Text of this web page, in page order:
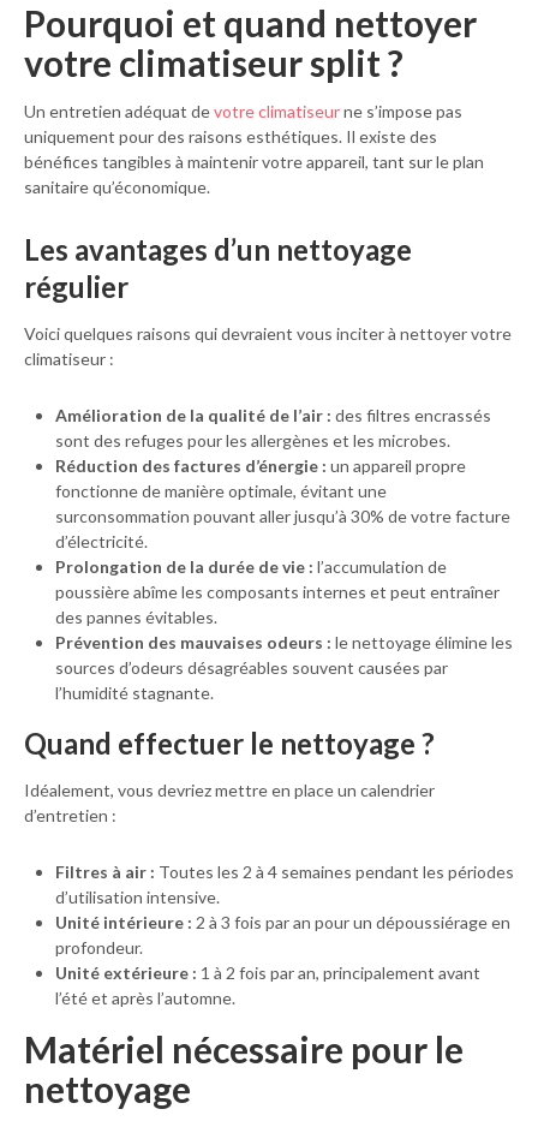
Pourquoi et quand nettoyer
votre climatiseur split ?
Un entretien adéquat devotre climatiseurne s’impose pas
uniquement pour des raisons esthétiques. Il existe des
bénéfices tangibles à maintenir votre appareil, tant sur le plan
sanitaire qu’économique.
Les avantages d’un nettoyage
régulier
Voici quelques raisons qui devraient vous inciter à nettoyer votre
climatiseur :
Amélioration de la qualité de l’air : des filtres encrassés
sont des refuges pour les allergènes et les microbes.
Réduction des factures d’énergie : un appareil propre
fonctionne de manière optimale, évitant une
surconsommation pouvant aller jusqu’à 30% de votre facture
d’électricité.
Prolongation de la durée de vie : l’accumulation de
poussière abîme les composants internes et peut entraîner
des pannes évitables.
Prévention des mauvaises odeurs : le nettoyage élimine les
sources d’odeurs désagréables souvent causées par
l’humidité stagnante.
Quand effectuer le nettoyage ?
Idéalement, vous devriez mettre en place un calendrier
d’entretien :
Filtres à air : Toutes les 2 à 4 semaines pendant les périodes
d’utilisation intensive.
Unité intérieure : 2 à 3 fois par an pour un dépoussiérage en
profondeur.
Unité extérieure : 1 à 2 fois par an, principalement avant
l’été et après l’automne.
Matériel nécessaire pour le
nettoyage